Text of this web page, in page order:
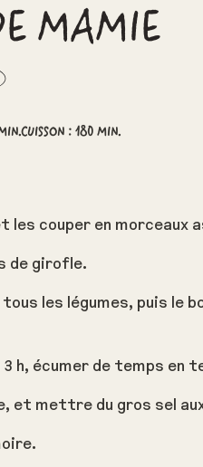
MAMIE
CUISSON : 180 MIN.
les couper en morceaux
de girofle.
les légumes, puis le
h, écumer de temps en
et mettre du gros sel